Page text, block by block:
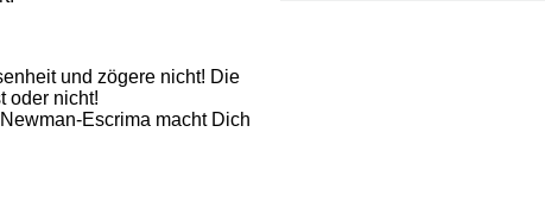
und zögere nicht! Die
oder nicht!
Escrima macht Dich